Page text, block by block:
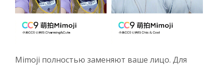
Mimoji полностью заменяют ваше лицо. Для